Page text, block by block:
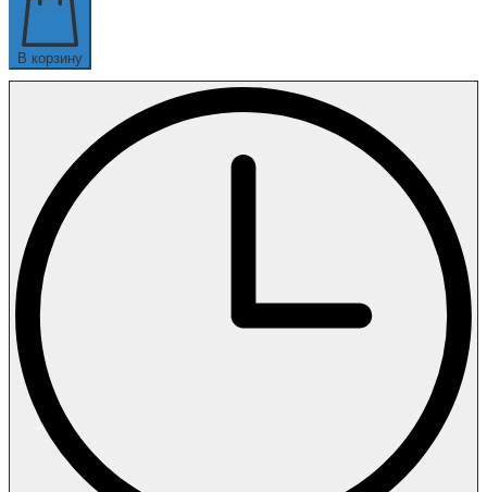
В корзину